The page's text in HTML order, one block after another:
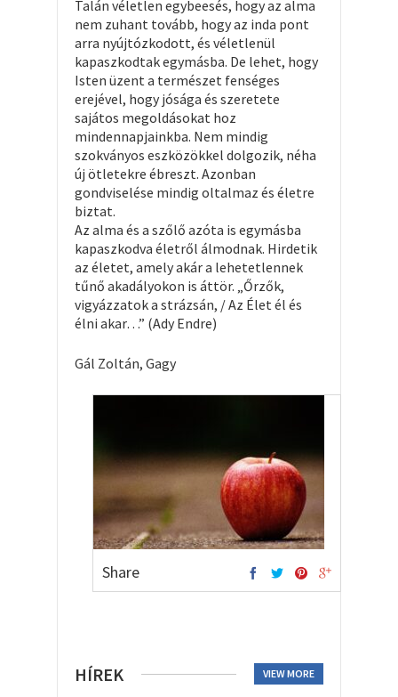
Talán véletlen egybeesés, hogy az alma
nem zuhant tovább, hogy az inda pont
arra nyújtózkodott, és véletlenül
kapaszkodtak egymásba. De lehet, hogy
Isten üzent a természet fenséges
erejével, hogy jósága és szeretete
sajátos megoldásokat hoz
mindennapjainkba. Nem mindig
szokványos eszközökkel dolgozik, néha
új ötletekre ébreszt. Azonban
gondviselése mindig oltalmaz és életre
biztat.
Az alma és a szőlő azóta is egymásba
kapaszkodva életről álmodnak. Hirdetik
az életet, amely akár a lehetetlennek
tűnő akadályokon is áttör. „Őrzők,
vigyázzatok a strázsán, / Az Élet él és
élni akar…” (Ady Endre)
Gál Zoltán, Gagy
Share
HÍREK VIEW MORE